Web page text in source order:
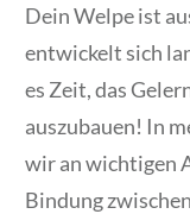
Dein Welpe ist
entwickelt sich
es Zeit, das
auszubauen! In
wir an wichtigen
Bindung